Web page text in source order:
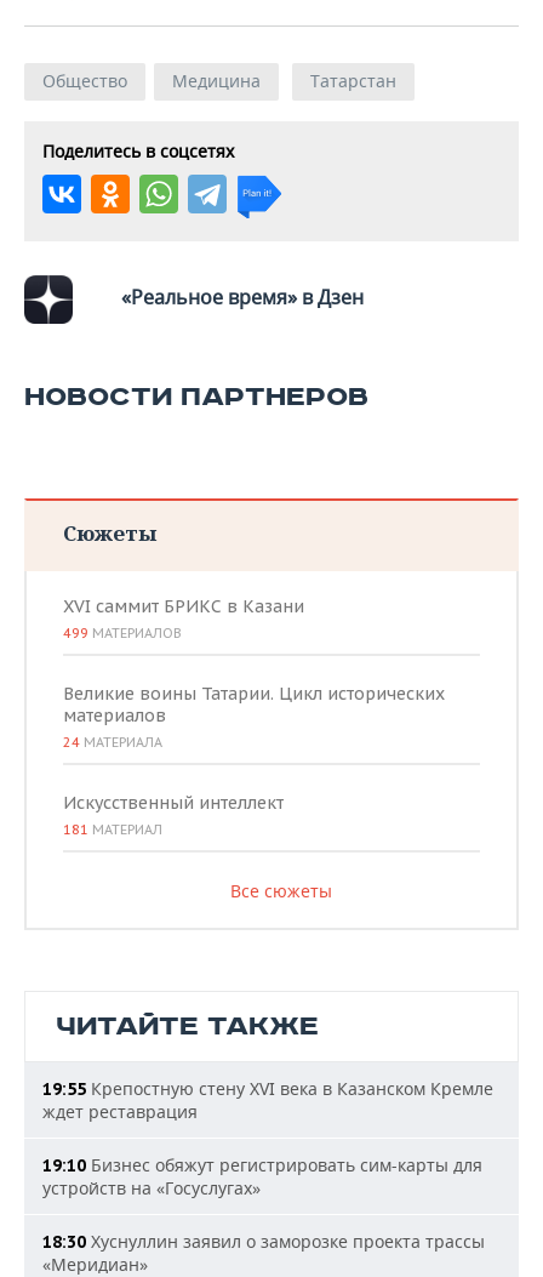
Общество Медицина Татарстан
Поделитесь в соцсетях
«Реальное время» в Дзен
НОВОСТИ ПАРТНЕРОВ
Сюжеты
XVI саммит БРИКС в Казани
499 МАТЕРИАЛОВ
Великие воины Татарии. Цикл исторических
материалов
24 МАТЕРИАЛА
Искусственный интеллект
181 МАТЕРИАЛ
Все сюжеты
ЧИТАЙТЕ ТАКЖЕ
19:55 Крепостную стену XVI века в Казанском Кремле
ждет реставрация
19:10 Бизнес обяжут регистрировать сим-карты для
устройств на «Госуслугах»
18:30 Хуснуллин заявил о заморозке проекта трассы
«Меридиан»